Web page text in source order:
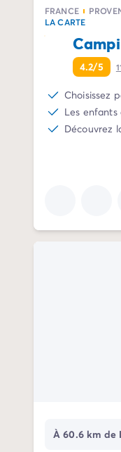
Camping
Camping Catalogne
Camping Costa
Camping Barcelone
Camping Escala
Camping Palamos
Camping Tossa de
Camping Costa
Camping Valence
Camping Florence
FRANCE
LA CARTE
4.2/5
Choisissez
Les
Découvrez
À 60.6 km de